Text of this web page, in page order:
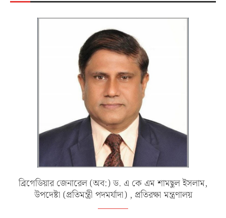
ব্রিগেডিয়ার জেনারেল (অব:) ড. এ কে এম শামছুল ইসলাম,
উপদেষ্টা (প্রতিমন্ত্রী পদমর্যাদা) , প্রতিরক্ষা মন্ত্রণালয়